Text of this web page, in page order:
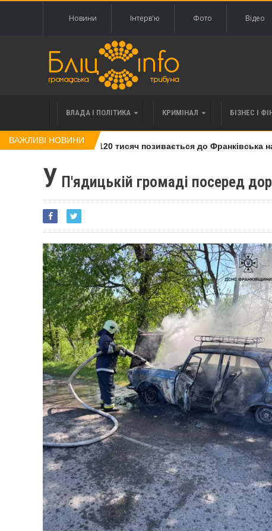
Новини Інтерв'ю Фото Відео
ВЛАДА І ПОЛІТИКА КРИМІНАЛ БІЗНЕС І
ВАЖЛИВІ НОВИНИ
права вимоги за 120 тисяч позивається до Франківська на
У П'ядицькій громаді посеред